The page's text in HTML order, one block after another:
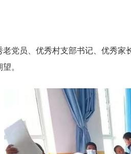
老党员、优秀村支部书记、优秀
。